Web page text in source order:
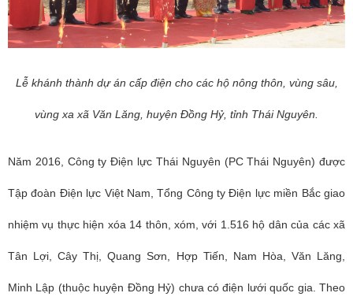
Lễ khánh thành dự án cấp điện cho các hộ nông thôn, vùng sâu,
vùng xa xã Văn Lăng, huyện Đồng Hỷ, tỉnh Thái Nguyên.
Năm 2016, Công ty Điện lực Thái Nguyên (PC Thái Nguyên) được
Tập đoàn Điện lực Việt Nam, Tổng Công ty Điện lực miền Bắc giao
nhiệm vụ thực hiện xóa 14 thôn, xóm, với 1.516 hộ dân của các xã
Tân Lợi, Cây Thị, Quang Sơn, Hợp Tiến, Nam Hòa, Văn Lăng,
Minh Lập (thuộc huyện Đồng Hỷ) chưa có điện lưới quốc gia. Theo